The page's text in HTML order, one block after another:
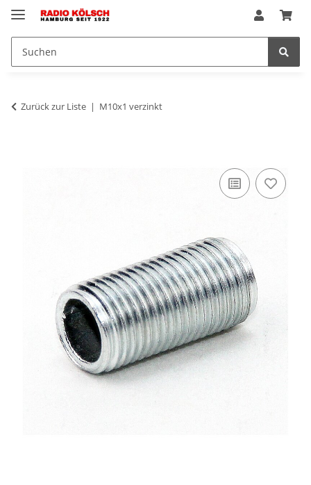
Zurück zur Liste M10x1 verzinkt